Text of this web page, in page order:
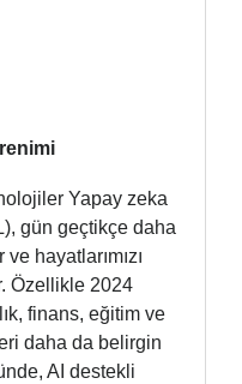
Yapay zeka
gün geçtikçe daha
hayatlarımızı
Özellikle 2024
finans, eğitim ve
daha da belirgin
AI destekli